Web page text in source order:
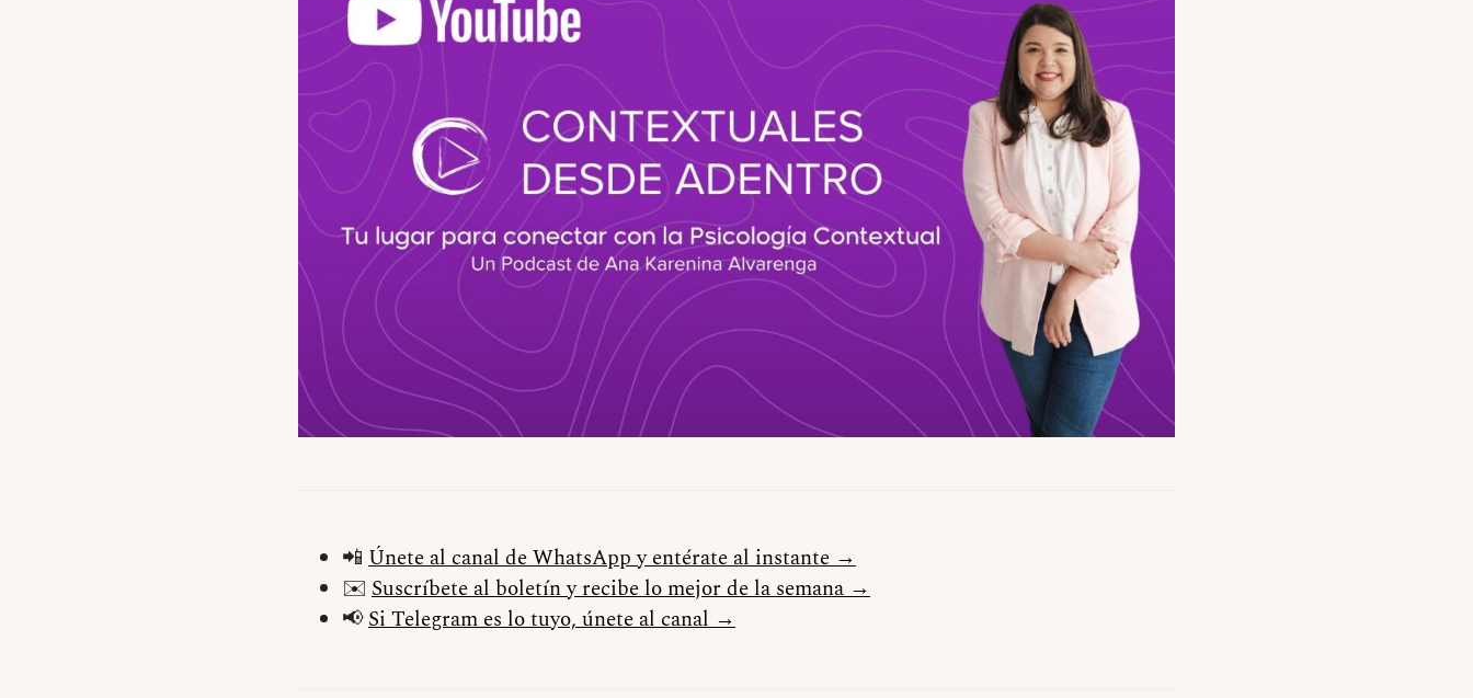
📲 Únete al canal de WhatsApp y entérate al instante →
✉️ Suscríbete al boletín y recibe lo mejor de la semana →
📢Si Telegram es lo tuyo, únete al canal →